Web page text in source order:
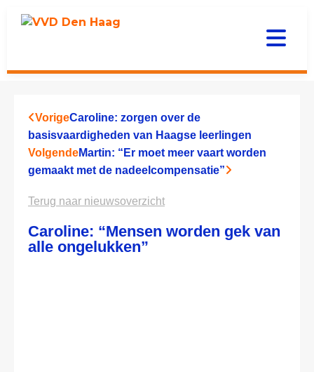
VorigeCaroline: zorgen over de
basisvaardigheden van Haagse leerlingen
VolgendeMartin: “Er moet meer vaart worden
gemaakt met de nadeelcompensatie”
Terug naar nieuwsoverzicht
Caroline: “Mensen worden gek van
alle ongelukken”